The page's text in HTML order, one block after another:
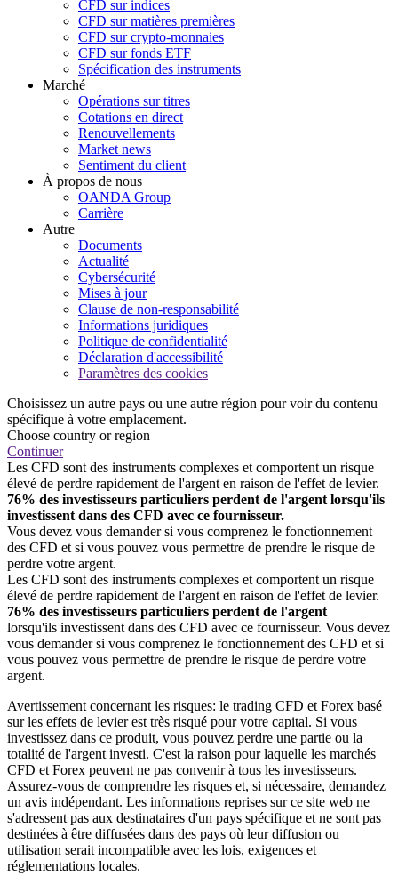
CFD sur indices
CFD sur matières premières
CFD sur crypto-monnaies
CFD sur fonds ETF
Spécification des instruments
Marché
Opérations sur titres
Cotations en direct
Renouvellements
Market news
Sentiment du client
À propos de nous
OANDA Group
Carrière
Autre
Documents
Actualité
Cybersécurité
Mises à jour
Clause de non-responsabilité
Informations juridiques
Politique de confidentialité
Déclaration d'accessibilité
Paramètres des cookies
Choisissez un autre pays ou une autre région pour voir du contenu
spécifique à votre emplacement.
Choose country or region
Continuer
Les CFD sont des instruments complexes et comportent un risque
élevé de perdre rapidement de l'argent en raison de l'effet de levier.
76% des investisseurs particuliers perdent de l'argent lorsqu'ils
investissent dans des CFD avec ce fournisseur.
Vous devez vous demander si vous comprenez le fonctionnement
des CFD et si vous pouvez vous permettre de prendre le risque de
perdre votre argent.
Les CFD sont des instruments complexes et comportent un risque
élevé de perdre rapidement de l'argent en raison de l'effet de levier.
76% des investisseurs particuliers perdent de l'argent
lorsqu'ils investissent dans des CFD avec ce fournisseur. Vous devez
vous demander si vous comprenez le fonctionnement des CFD et si
vous pouvez vous permettre de prendre le risque de perdre votre
argent.
Avertissement concernant les risques: le trading CFD et Forex basé
sur les effets de levier est très risqué pour votre capital. Si vous
investissez dans ce produit, vous pouvez perdre une partie ou la
totalité de l'argent investi. C'est la raison pour laquelle les marchés
CFD et Forex peuvent ne pas convenir à tous les investisseurs.
Assurez-vous de comprendre les risques et, si nécessaire, demandez
un avis indépendant. Les informations reprises sur ce site web ne
s'adressent pas aux destinataires d'un pays spécifique et ne sont pas
destinées à être diffusées dans des pays où leur diffusion ou
utilisation serait incompatible avec les lois, exigences et
réglementations locales.